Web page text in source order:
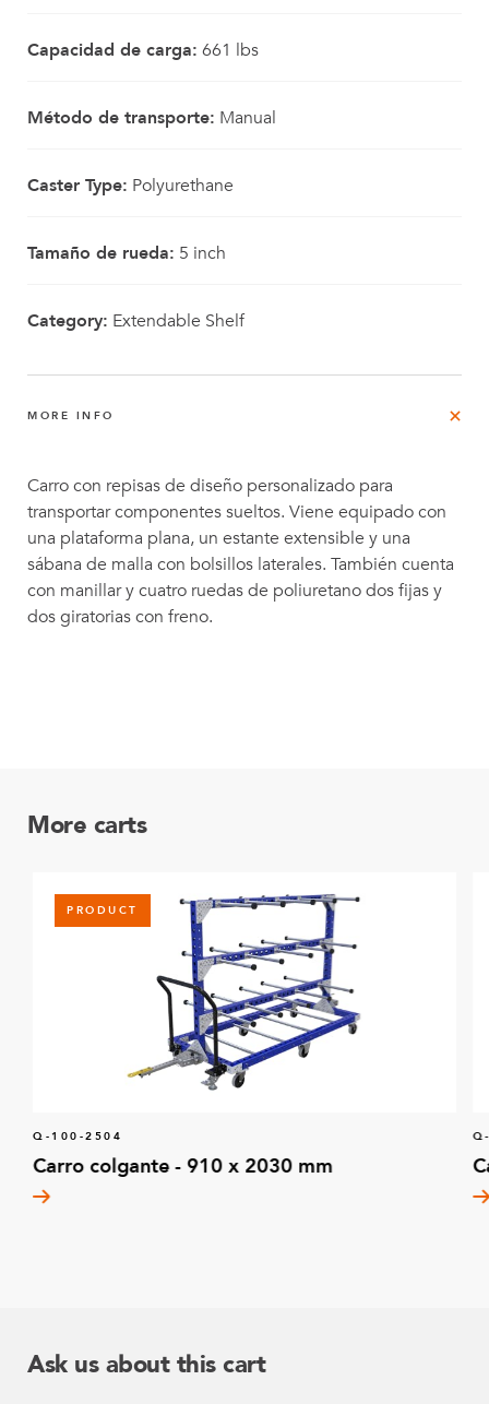
Capacidad de carga: 661 lbs
Método de transporte: Manual
Caster Type: Polyurethane
Tamaño de rueda: 5 inch
Category: Extendable Shelf
MORE INFO
Carro con repisas de diseño personalizado para
transportar componentes sueltos. Viene equipado con
una plataforma plana, un estante extensible y una
sábana de malla con bolsillos laterales. También cuenta
con manillar y cuatro ruedas de poliuretano dos fijas y
dos giratorias con freno.
More carts
PRODUCT
Q-100-2504
Carro colgante - 910 x 2030 mm
Ask us about this cart